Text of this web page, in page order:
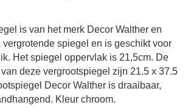
is van het merk Decor Walther en
vergrotende spiegel en is geschikt voor
Het spiegel oppervlak is 21,5cm. De
van deze vergrootspiegel zijn 21.5 x 37.5
Decor Walther is draaibaar,
Kleur chroom.